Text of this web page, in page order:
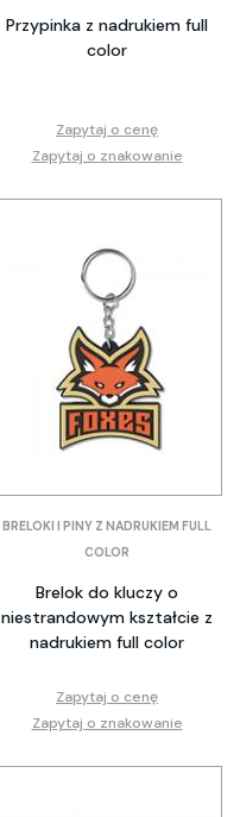
Przypinka z nadrukiem full
color
Zapytaj o cenę
Zapytaj o znakowanie
BRELOKI I PINY Z NADRUKIEM FULL
COLOR
Brelok do kluczy o
niestrandowym kształcie z
nadrukiem full color
Zapytaj o cenę
Zapytaj o znakowanie